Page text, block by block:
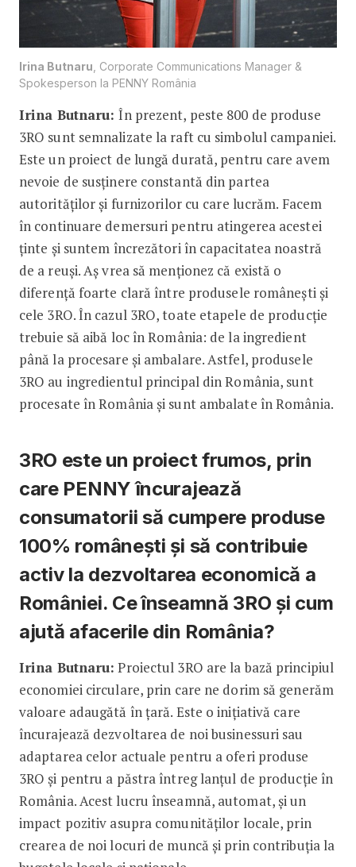
Irina Butnaru , Corporate Communications Manager &
Spokesperson la PENNY România
Irina Butnaru:În prezent, peste 800 de produse
3RO sunt semnalizate la raft cu simbolul campaniei.
Este un proiect de lungă durată, pentru care avem
nevoie de susținere constantă din partea
autorităților și furnizorilor cu care lucrăm. Facem
în continuare demersuri pentru atingerea acestei
ținte și suntem încrezători în capacitatea noastră
de a reuși. Aș vrea să menționez că există o
diferență foarte clară între produsele românești și
cele 3RO. În cazul 3RO, toate etapele de producție
trebuie să aibă loc în România: de la ingredient
până la procesare și ambalare. Astfel, produsele
3RO au ingredientul principal din România, sunt
procesate în România și sunt ambalate în România.
3RO este un proiect frumos, prin
care PENNY încurajează
consumatorii să cumpere produse
100% românești și să contribuie
activ la dezvoltarea economică a
României. Ce înseamnă 3RO și cum
ajută afacerile din România?
Irina Butnaru: Proiectul 3RO are la bază principiul
economiei circulare, prin care ne dorim să generăm
valoare adaugătă în țară. Este o inițiativă care
încurajează dezvoltarea de noi businessuri sau
adaptarea celor actuale pentru a oferi produse
3RO și pentru a păstra întreg lanțul de producție în
România. Acest lucru înseamnă, automat, și un
impact pozitiv asupra comunităților locale, prin
crearea de noi locuri de muncă și prin contribuția la